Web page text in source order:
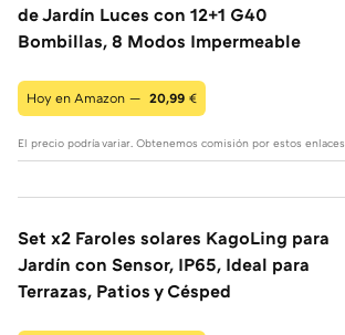
de Jardín Luces con 12+1 G40
Bombillas, 8 Modos Impermeable
Hoy en Amazon — 20,99 €
El precio podría variar. Obtenemos comisión por estos enlaces
Set x2 Faroles solares KagoLing para
Jardín con Sensor, IP65, Ideal para
Terrazas, Patios y Césped